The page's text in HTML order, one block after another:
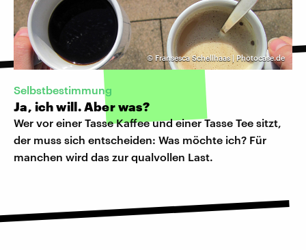
© Fransesca Schellhaas | Photocase.de
Selbstbestimmung
Ja, ich will. Aber was?
Wer vor einer Tasse Kaffee und einer Tasse Tee sitzt,
der muss sich entscheiden: Was möchte ich? Für
manchen wird das zur qualvollen Last.